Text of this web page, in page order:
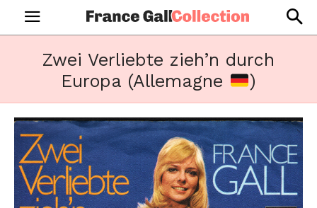
Zwei Verliebte zieh’n durch
Europa (Allemagne
)